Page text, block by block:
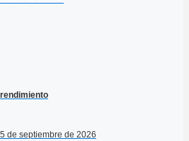
de septiembre de 2026